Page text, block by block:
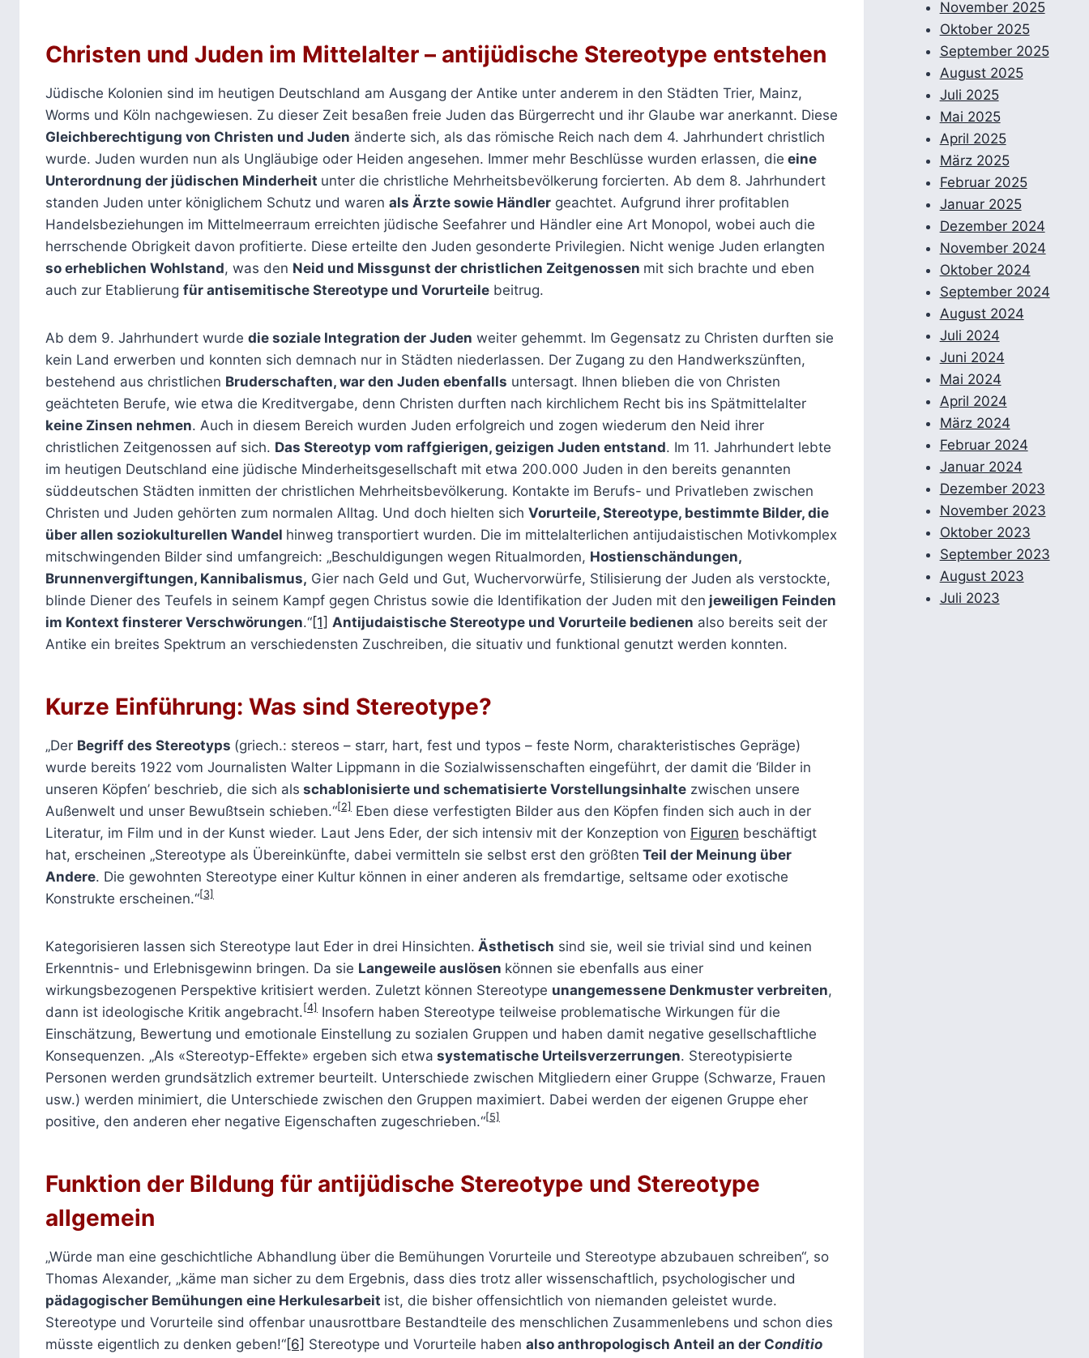
Christen und Juden im Mittelalter – antijüdische Stereotype entstehen
Jüdische Kolonien sind im heutigen Deutschland am Ausgang der Antike unter anderem in den Städten Trier, Mainz,
Worms und Köln nachgewiesen. Zu dieser Zeit besaßen freie Juden das Bürgerrecht und ihr Glaube war anerkannt. Diese
Gleichberechtigung von Christen und Juden änderte sich, als das römische Reich nach dem 4. Jahrhundert christlich
wurde. Juden wurden nun als Ungläubige oder Heiden angesehen. Immer mehr Beschlüsse wurden erlassen, die eine
Unterordnung der jüdischen Minderheit unter die christliche Mehrheitsbevölkerung forcierten. Ab dem 8. Jahrhundert
standen Juden unter königlichem Schutz und waren als Ärzte sowie Händler geachtet. Aufgrund ihrer profitablen
Handelsbeziehungen im Mittelmeerraum erreichten jüdische Seefahrer und Händler eine Art Monopol, wobei auch die
herrschende Obrigkeit davon profitierte. Diese erteilte den Juden gesonderte Privilegien. Nicht wenige Juden erlangten
so erheblichen Wohlstand, was den Neid und Missgunst der christlichen Zeitgenossen mit sich brachte und eben
auch zur Etablierung für antisemitische Stereotype und Vorurteile beitrug.
Ab dem 9. Jahrhundert wurde die soziale Integration der Juden weiter gehemmt. Im Gegensatz zu Christen durften sie
kein Land erwerben und konnten sich demnach nur in Städten niederlassen. Der Zugang zu den Handwerkszünften,
bestehend aus christlichen Bruderschaften, war den Juden ebenfalls untersagt. Ihnen blieben die von Christen
geächteten Berufe, wie etwa die Kreditvergabe, denn Christen durften nach kirchlichem Recht bis ins Spätmittelalter
keine Zinsen nehmen. Auch in diesem Bereich wurden Juden erfolgreich und zogen wiederum den Neid ihrer
christlichen Zeitgenossen auf sich. Das Stereotyp vom raffgierigen, geizigen Juden entstand. Im 11. Jahrhundert lebte
im heutigen Deutschland eine jüdische Minderheitsgesellschaft mit etwa 200.000 Juden in den bereits genannten
süddeutschen Städten inmitten der christlichen Mehrheitsbevölkerung. Kontakte im Berufs- und Privatleben zwischen
Christen und Juden gehörten zum normalen Alltag. Und doch hielten sich Vorurteile, Stereotype, bestimmte Bilder, die
über allen soziokulturellen Wandel hinweg transportiert wurden. Die im mittelalterlichen antijudaistischen Motivkomplex
mitschwingenden Bilder sind umfangreich: „Beschuldigungen wegen Ritualmorden, Hostienschändungen,
Brunnenvergiftungen, Kannibalismus, Gier nach Geld und Gut, Wuchervorwürfe, Stilisierung der Juden als verstockte,
blinde Diener des Teufels in seinem Kampf gegen Christus sowie die Identifikation der Juden mit den jeweiligen Feinden
im Kontext finsterer Verschwörungen.“[1] Antijudaistische Stereotype und Vorurteile bedienen also bereits seit der
Antike ein breites Spektrum an verschiedensten Zuschreiben, die situativ und funktional genutzt werden konnten.
Kurze Einführung: Was sind Stereotype?
„Der Begriff des Stereotyps (griech.: stereos – starr, hart, fest und typos – feste Norm, charakteristisches Gepräge)
wurde bereits 1922 vom Journalisten Walter Lippmann in die Sozialwissenschaften eingeführt, der damit die ‘Bilder in
unseren Köpfen’ beschrieb, die sich als schablonisierte und schematisierte Vorstellungsinhalte zwischen unsere
Außenwelt und unser Bewußtsein schieben.“[2] Eben diese verfestigten Bilder aus den Köpfen finden sich auch in der
Literatur, im Film und in der Kunst wieder. Laut Jens Eder, der sich intensiv mit der Konzeption von Figuren beschäftigt
hat, erscheinen „Stereotype als Übereinkünfte, dabei vermitteln sie selbst erst den größten Teil der Meinung über
Andere. Die gewohnten Stereotype einer Kultur können in einer anderen als fremdartige, seltsame oder exotische
Konstrukte erscheinen.“[3]
Kategorisieren lassen sich Stereotype laut Eder in drei Hinsichten. Ästhetisch sind sie, weil sie trivial sind und keinen
Erkenntnis- und Erlebnisgewinn bringen. Da sie Langeweile auslösen können sie ebenfalls aus einer
wirkungsbezogenen Perspektive kritisiert werden. Zuletzt können Stereotype unangemessene Denkmuster verbreiten,
dann ist ideologische Kritik angebracht. [4] Insofern haben Stereotype teilweise problematische Wirkungen für die
Einschätzung, Bewertung und emotionale Einstellung zu sozialen Gruppen und haben damit negative gesellschaftliche
Konsequenzen. „Als «Stereotyp-Effekte» ergeben sich etwa systematische Urteilsverzerrungen. Stereotypisierte
Personen werden grundsätzlich extremer beurteilt. Unterschiede zwischen Mitgliedern einer Gruppe (Schwarze, Frauen
usw.) werden minimiert, die Unterschiede zwischen den Gruppen maximiert. Dabei werden der eigenen Gruppe eher
positive, den anderen eher negative Eigenschaften zugeschrieben.“[5]
Funktion der Bildung für antijüdische Stereotype und Stereotype
allgemein
„Würde man eine geschichtliche Abhandlung über die Bemühungen Vorurteile und Stereotype abzubauen schreiben“, so
Thomas Alexander, „käme man sicher zu dem Ergebnis, dass dies trotz aller wissenschaftlich, psychologischer und
pädagogischer Bemühungen eine Herkulesarbeit ist, die bisher offensichtlich von niemanden geleistet wurde.
Stereotype und Vorurteile sind offenbar unausrottbare Bestandteile des menschlichen Zusammenlebens und schon dies
müsste eigentlich zu denken geben!“[6] Stereotype und Vorurteile haben also anthropologisch Anteil an der Conditio
November 2025
Oktober 2025
September 2025
August 2025
Juli 2025
Mai 2025
April 2025
März 2025
Februar 2025
Januar 2025
Dezember 2024
November 2024
Oktober 2024
September 2024
August 2024
Juli 2024
Juni 2024
Mai 2024
April 2024
März 2024
Februar 2024
Januar 2024
Dezember 2023
November 2023
Oktober 2023
September 2023
August 2023
Juli 2023